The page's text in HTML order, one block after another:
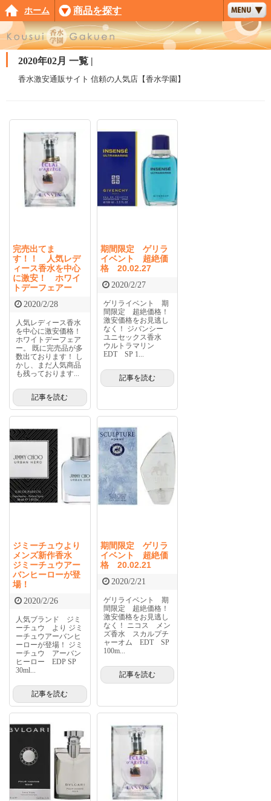
ホーム 商品を探す
2020年02月 一覧 |
香水激安通販サイト 信頼の人気店【香水学園】
完売出てま
す！！ 人気レデ
ィース香水を中心
に激安！ ホワイ
トデーフェアー
2020/2/28
人気レディース香水
を中心に激安価格！
ホワイトデーフェア
ー。 既に完売品が多
数出ております！ し
かし、まだ人気商品
も残っております...
記事を読む
期間限定 ゲリラ
イベント 超絶価
格 20.02.27
2020/2/27
ゲリライベント 期
間限定 超絶価格！
激安価格をお見逃し
なく！ ジバンシー
ユニセックス香水
ウルトラマリン
EDT SP 1...
記事を読む
ジミーチュウより
メンズ新作香水
ジミーチュウアー
バンヒーローが登
場！
2020/2/26
人気ブランド ジミ
ーチュウ より ジミ
ーチュウアーバンヒ
ーローが登場！ ジミ
ーチュウ アーバン
ヒーロー EDP SP
30ml...
記事を読む
期間限定 ゲリラ
イベント 超絶価
格 20.02.21
2020/2/21
ゲリライベント 期
間限定 超絶価格！
激安価格をお見逃し
なく！ ニコス メン
ズ香水 スカルプチ
ャーオム EDT SP
100m...
記事を読む